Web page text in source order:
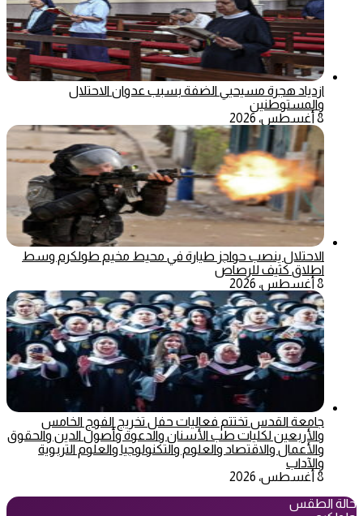
ازدياد هجرة مسيحيي الضفة بسبب عدوان الاحتلال
والمستوطنين
8 أغسطس، 2026
الاحتلال ينصب حواجز طيارة في محيط مخيم طولكرم وسط
اطلاق كثيف للرصاص
8 أغسطس، 2026
جامعة القدس تختتم فعاليات حفل تخريج الفوج الخامس
والأربعين لكليات طب الأسنان والدعوة وأصول الدين والحقوق
والأعمال والاقتصاد والعلوم والتكنولوجيا والعلوم التربوية
والآداب
8 أغسطس، 2026
حالة الطقس